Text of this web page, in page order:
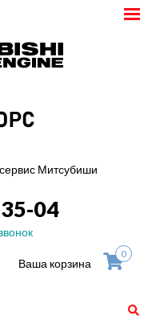
Митсубиши
04
Ваша корзина
0